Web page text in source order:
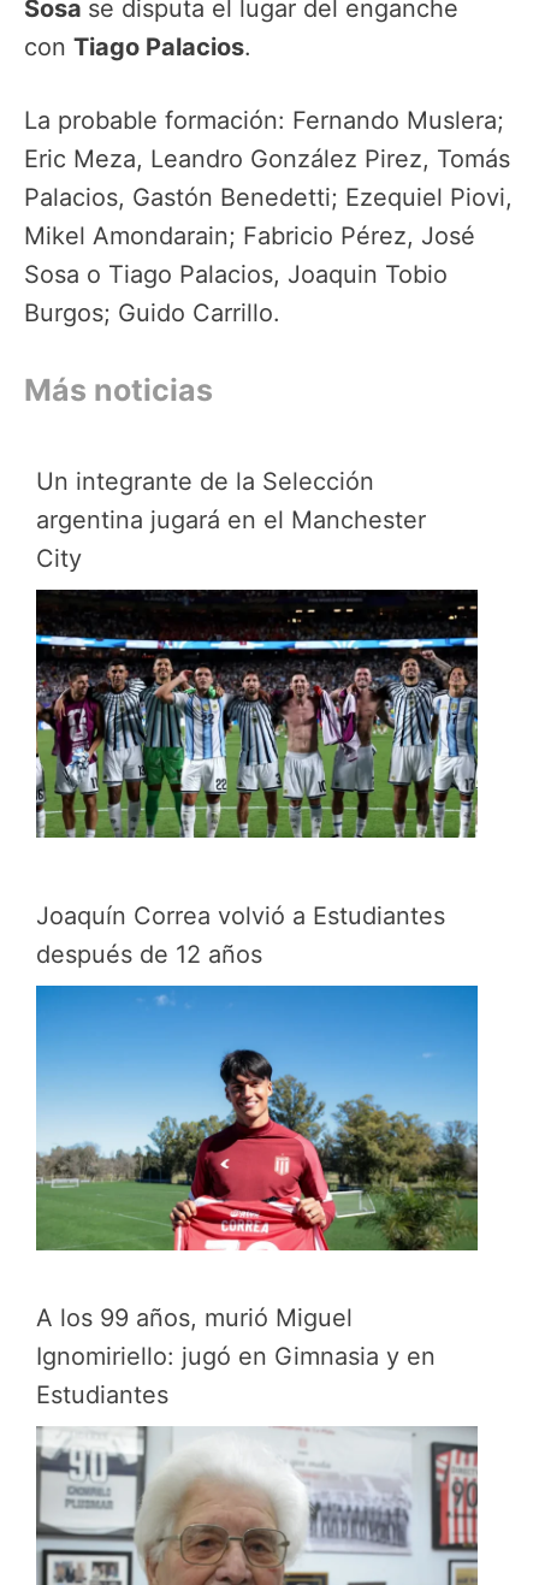
Sosa se disputa el lugar del enganche
con Tiago Palacios.
La probable formación: Fernando Muslera;
Eric Meza, Leandro González Pirez, Tomás
Palacios, Gastón Benedetti; Ezequiel Piovi,
Mikel Amondarain; Fabricio Pérez, José
Sosa o Tiago Palacios, Joaquin Tobio
Burgos; Guido Carrillo.
Más noticias
Un integrante de la Selección
argentina jugará en el Manchester
City
Joaquín Correa volvió a Estudiantes
después de 12 años
A los 99 años, murió Miguel
Ignomiriello: jugó en Gimnasia y en
Estudiantes